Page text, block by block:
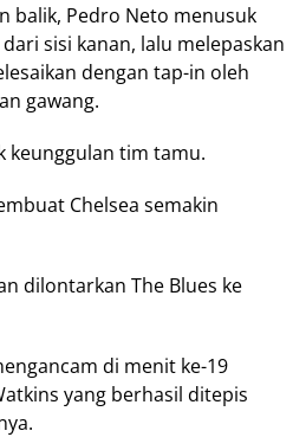
balik, Pedro Neto menusuk
sisi kanan, lalu melepaskan
dengan tap-in oleh
gawang.
keunggulan tim tamu.
Chelsea semakin
dilontarkan The Blues ke
di menit ke-19
yang berhasil ditepis